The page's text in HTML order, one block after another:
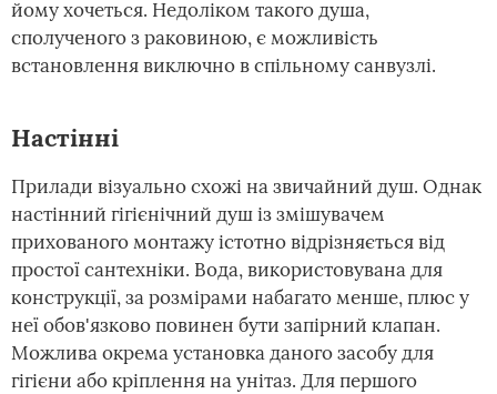
йому хочеться. Недоліком такого душа,
сполученого з раковиною, є можливість
встановлення виключно в спільному санвузлі.
Настінні
Прилади візуально схожі на звичайний душ. Однак
настінний гігієнічний душ із змішувачем
прихованого монтажу істотно відрізняється від
простої сантехніки. Вода, використовувана для
конструкції, за розмірами набагато менше, плюс у
неї обов'язково повинен бути запірний клапан.
Можлива окрема установка даного засобу для
гігієни або кріплення на унітаз. Для першого